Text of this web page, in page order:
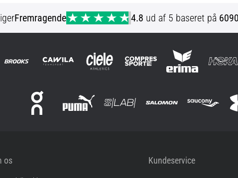
Fremragende 4.8 ud af 5 baseret på
os Kundeservice